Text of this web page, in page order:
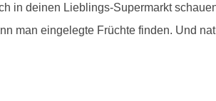
in deinen Lieblings-Supermarkt
man eingelegte Früchte finden. Und